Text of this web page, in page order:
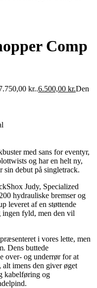
Comp
kr..6.500,00 kr.Den
med sans for eventyr,
og har en helt ny,
sin debut på singletrack.
Judy, Specialized
hydrauliske bremser og
leveret af en støttende
fyld, men den vil
i vores lette, men
Dens buttede
over- og underrør for at
imens den giver øget
kabelføring og